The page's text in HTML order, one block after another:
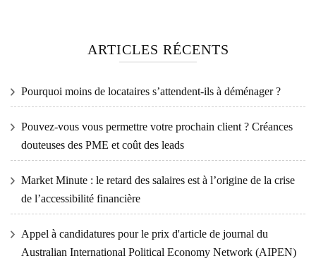
ARTICLES RÉCENTS
Pourquoi moins de locataires s’attendent-ils à déménager ?
Pouvez-vous vous permettre votre prochain client ? Créances
douteuses des PME et coût des leads
Market Minute : le retard des salaires est à l’origine de la crise
de l’accessibilité financière
Appel à candidatures pour le prix d'article de journal du
Australian International Political Economy Network (AIPEN)